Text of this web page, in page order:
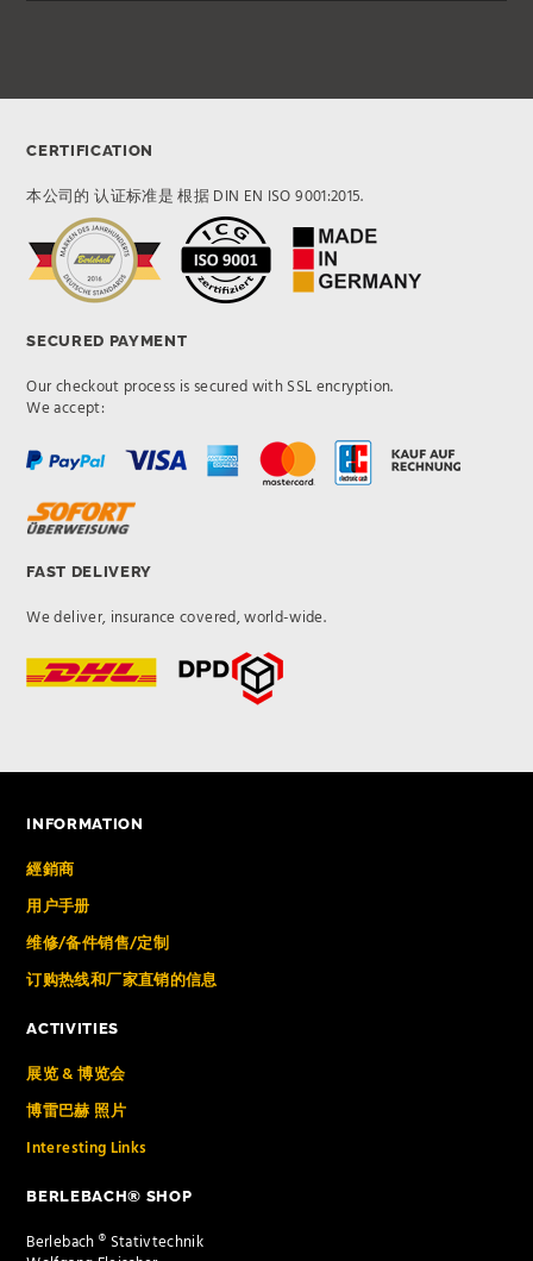
CERTIFICATION
本公司的 认证标准是 根据 DIN EN ISO 9001:2015.
SECURED PAYMENT
Our checkout process is secured with SSL encryption.
We accept:
FAST DELIVERY
We deliver, insurance covered, world-wide.
INFORMATION
經銷商
用户手册
维修/备件销售/定制
订购热线和厂家直销的信息
ACTIVITIES
展览 & 博览会
博雷巴赫 照片
Interesting Links
BERLEBACH® SHOP
Berlebach ® Stativtechnik